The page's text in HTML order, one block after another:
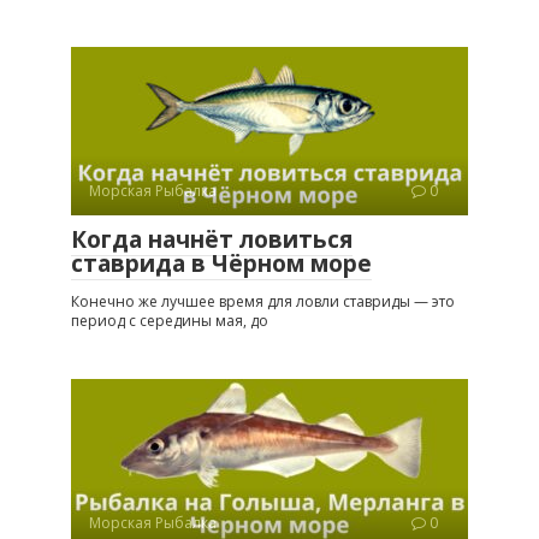
Морская Рыбалка 0
Когда начнёт ловиться
ставрида в Чёрном море
Конечно же лучшее время для ловли ставриды — это
период с середины мая, до
Морская Рыбалка 0